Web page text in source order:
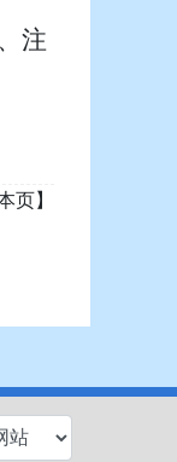
注
页】